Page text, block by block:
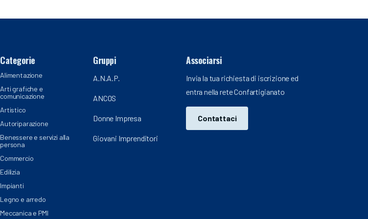
Categorie
Alimentazione
Arti grafiche e
comunicazione
Artistico
Autoriparazione
Benessere e servizi alla
persona
Commercio
Edilizia
Impianti
Legno e arredo
Meccanica e PMI
Gruppi
A.N.A.P.
ANCOS
Donne Impresa
Giovani Imprenditori
Associarsi
Invia la tua richiesta di iscrizione ed
entra nella rete Confartigianato
Contattaci